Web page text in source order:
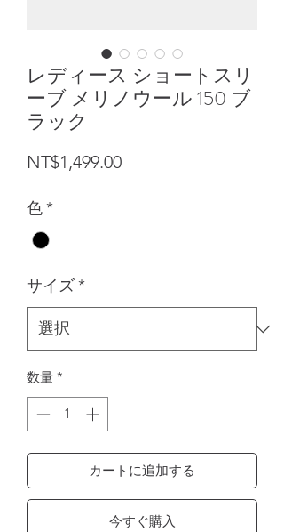
レディース ショートスリ
ーブ メリノウール 150 ブ
ラック
NT$1,499.00価格
色*
サイズ*
数量 *
カートに追加する
今すぐ購入